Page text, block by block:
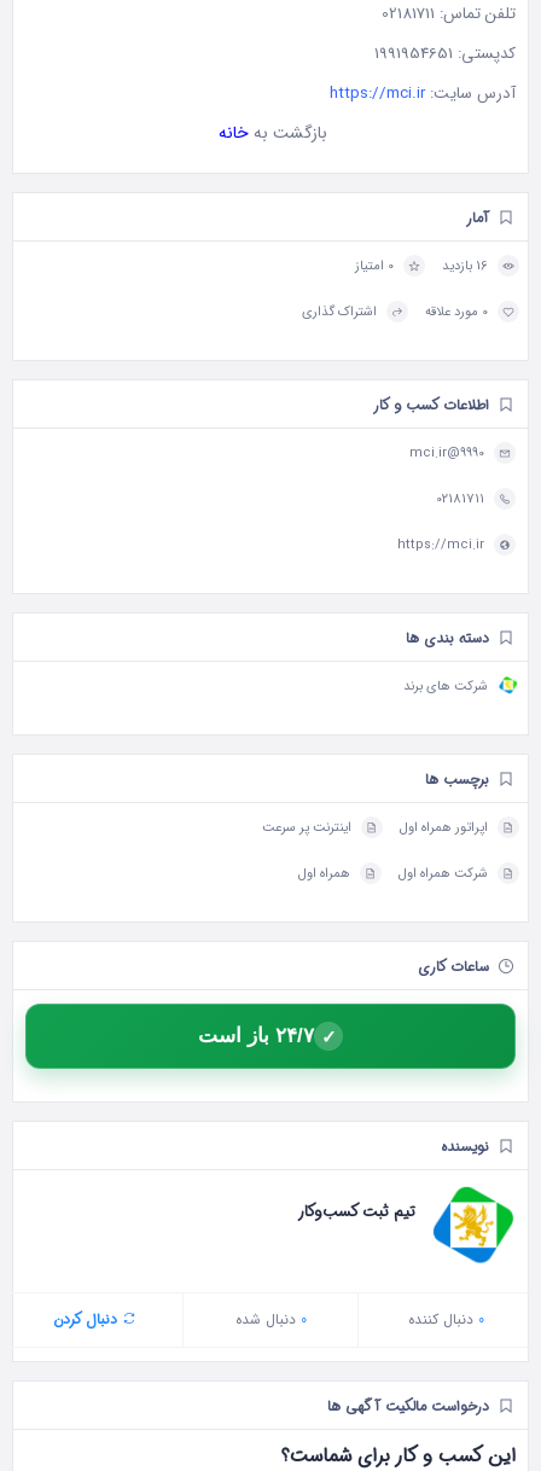
تلفن تماس: 02181711
کدپستی: 1991954651
آدرس سایت:https://mci.ir
بازگشت بهخانه
آمار
16 بازدید 0 امتیاز
0 مورد علاقه اشتراک گذاری
اطلاعات کسب و کار
9990@mci.ir
02181711
https://mci.ir
دسته بندی ها
شرکت های برند
برچسب ها
اپراتور همراه اول اینترنت پر سرعت
شرکت همراه اول همراه اول
ساعات کاری
✓ ۲۴/۷ باز است
نویسنده
تیم ثبت کسب‌وکار
0 دنبال‌ کننده 0 دنبال شده دنبال کردن
درخواست مالکیت آگهی ها
این کسب و کار برای شماست؟